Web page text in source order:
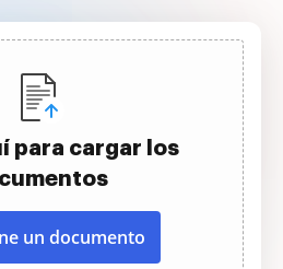
para cargar los
un documento